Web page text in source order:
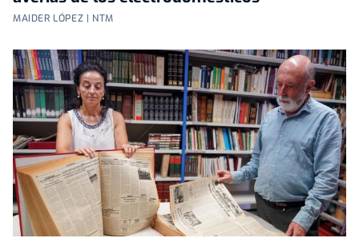
MAIDER LÓPEZ | NTM